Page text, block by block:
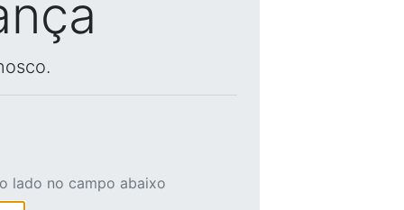
lado no campo abaixo